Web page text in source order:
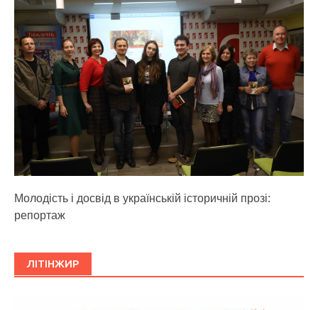
Молодість і досвід в українській історичній прозі:
репортаж
ЛІТІНЖИР